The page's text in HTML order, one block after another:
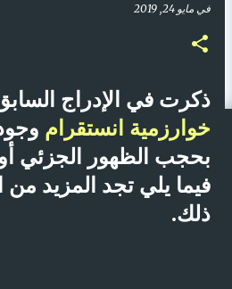
في مايو 24, 2019
ذكرت في الإدراج
خوارزمية انستقرام
فيما يلي تجد المزيد من
ذلك.